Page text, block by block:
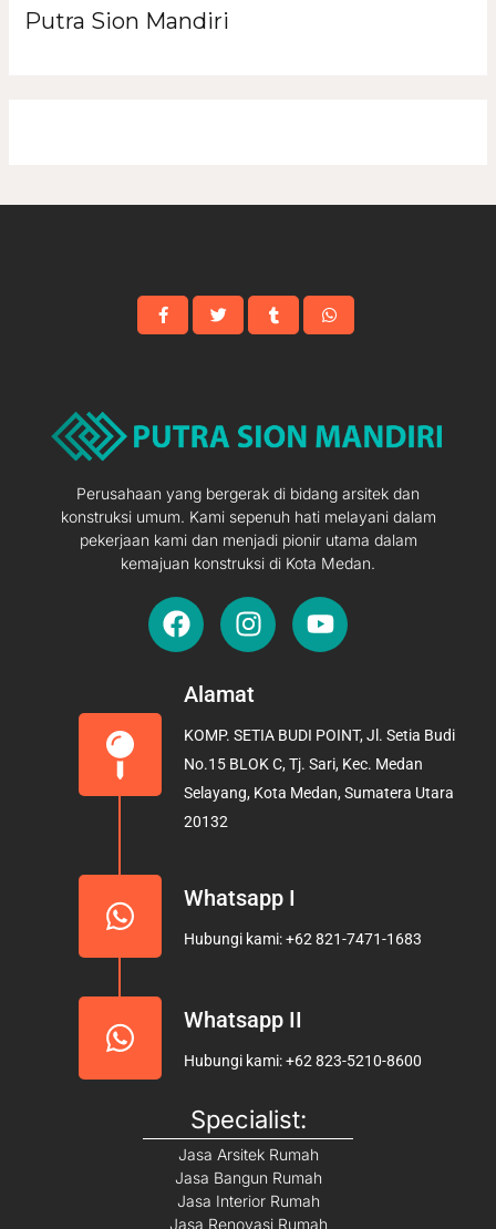
Putra Sion Mandiri
Perusahaan yang bergerak di bidang arsitek dan
konstruksi umum. Kami sepenuh hati melayani dalam
pekerjaan kami dan menjadi pionir utama dalam
kemajuan konstruksi di Kota Medan.
F
a
e
o
o
k
I
n
t
g
r
a
Y
o
b
e
Alamat
KOMP. SETIA BUDI POINT, Jl. Setia Budi
No.15 BLOK C, Tj. Sari, Kec. Medan
Selayang, Kota Medan, Sumatera Utara
20132
Whatsapp I
Hubungi kami: +62 821-7471-1683
Whatsapp II
Hubungi kami: +62 823-5210-8600
Specialist:
Jasa Arsitek Rumah
Jasa Bangun Rumah
Jasa Interior Rumah
Jasa Renovasi Rumah